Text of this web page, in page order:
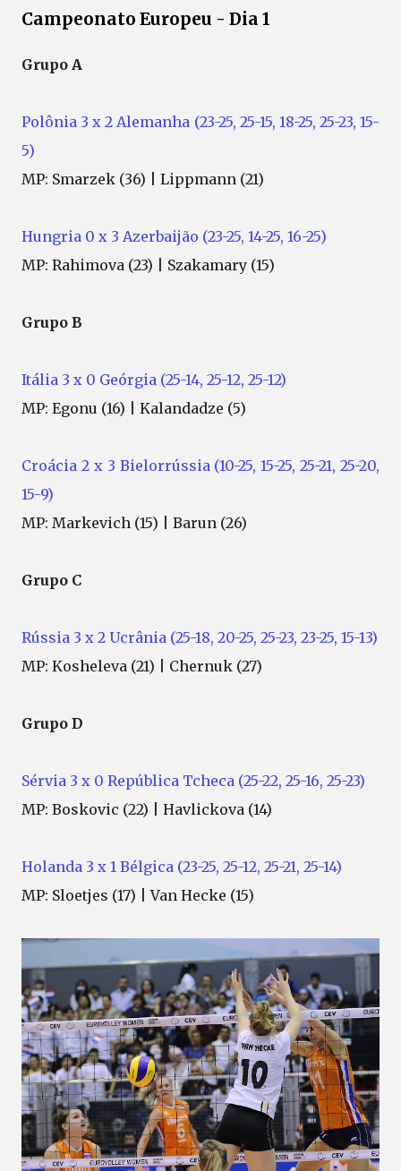
Campeonato Europeu - Dia 1
Grupo A
Polônia 3 x 2 Alemanha (23-25, 25-15, 18-25, 25-23, 15-
5)
MP: Smarzek (36) | Lippmann (21)
Hungria 0 x 3 Azerbaijão (23-25, 14-25, 16-25)
MP: Rahimova (23) | Szakamary (15)
Grupo B
Itália 3 x 0 Geórgia (25-14, 25-12, 25-12)
MP: Egonu (16) | Kalandadze (5)
Croácia 2 x 3 Bielorrússia (10-25, 15-25, 25-21, 25-20,
15-9)
MP: Markevich (15) | Barun (26)
Grupo C
Rússia 3 x 2 Ucrânia (25-18, 20-25, 25-23, 23-25, 15-13)
MP: Kosheleva (21) | Chernuk (27)
Grupo D
Sérvia 3 x 0 República Tcheca (25-22, 25-16, 25-23)
MP: Boskovic (22) | Havlickova (14)
Holanda 3 x 1 Bélgica (23-25, 25-12, 25-21, 25-14)
MP: Sloetjes (17) | Van Hecke (15)